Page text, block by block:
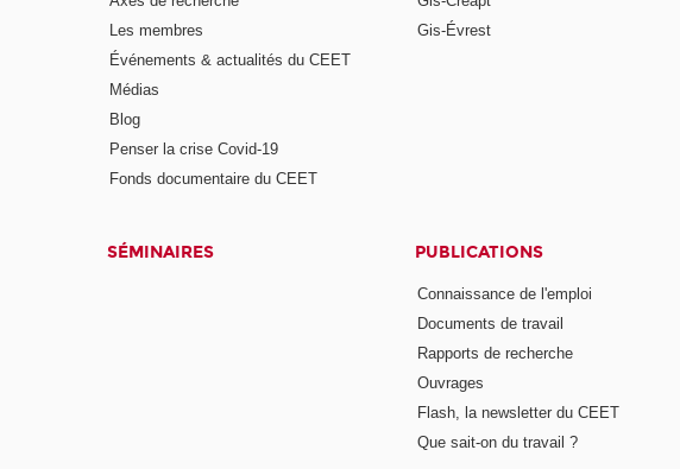
Les membres
Événements & actualités du CEET
Médias
Blog
Penser la crise Covid-19
Fonds documentaire du CEET
Gis-Évrest
SÉMINAIRES PUBLICATIONS
Connaissance de l'emploi
Documents de travail
Rapports de recherche
Ouvrages
Flash, la newsletter du CEET
Que sait-on du travail ?